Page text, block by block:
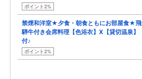
ポイント2%
禁煙和洋室★夕食・朝食ともにお部屋食★飛
騨牛付き会席料理【色浴衣】X【貸切温泉】
付♪
ポイント2%